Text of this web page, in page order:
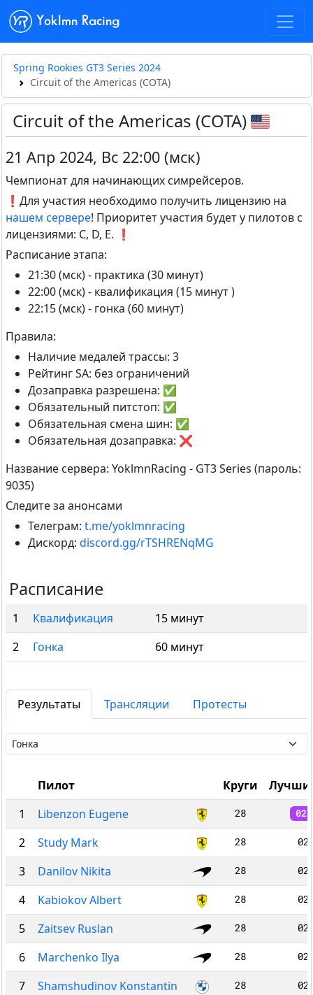
Yoklmn Racing
Spring Rookies GT3 Series 2024
Circuit of the Americas (COTA)
Circuit of the Americas (COTA)
21 Апр 2024, Вс 22:00 (мск)
Чемпионат для начинающих симрейсеров.
❗️Для участия необходимо получить лицензию на
нашем сервере! Приоритет участия будет у пилотов с
лицензиями: C, D, E. ❗️
Расписание этапа:
21:30 (мск) - практика (30 минут)
22:00 (мск) - квалификация (15 минут )
22:15 (мск) - гонка (60 минут)
Правила:
Наличие медалей трассы: 3
Рейтинг SA: без ограничений
Дозаправка разрешена: ✅
Обязательный питстоп: ✅
Обязательная смена шин: ✅
Обязательная дозаправка: ❌
Название сервера: YoklmnRacing - GT3 Series (пароль:
9035)
Следите за анонсами
Телеграм: t.me/yoklmnracing
Дискорд: discord.gg/rTSHRENqMG
Расписание
1 Квалификация
15 минут
2
Гонка 60 минут
Результаты Трансляции Протесты
Пилот Круги
1
Libenzon Eugene 28
2 Study Mark 28
3 Danilov Nikita 28
4 Kabiokov Albert 28
5 Zaitsev Ruslan 28
6 Marchenko Ilya 28
7 Shamshudinov Konstantin 28